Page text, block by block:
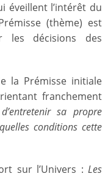
éveillent l’intérêt du
(thème) est
décisions des
la Prémisse initiale
franchement
sa propre
conditions cette
sur l’Univers : Les